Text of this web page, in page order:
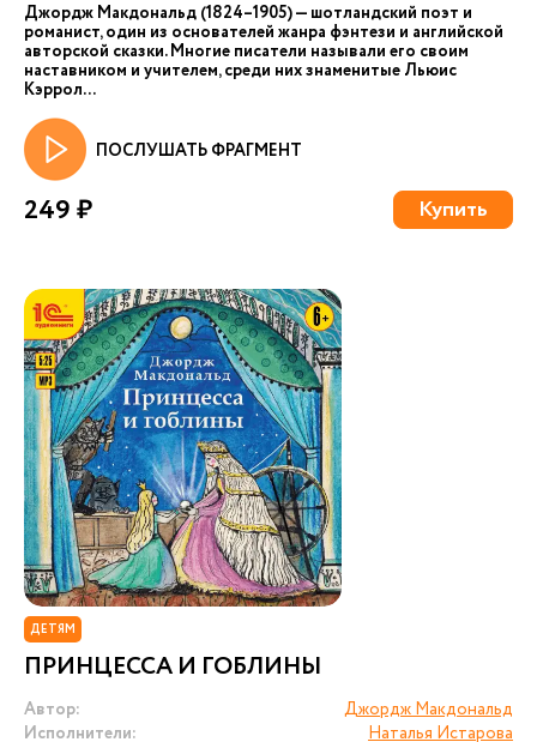
Джордж Макдональд (1824–1905) — шотландский поэт и
романист, один из основателей жанра фэнтези и английской
авторской сказки. Многие писатели называли его своим
наставником и учителем, среди них знаменитые Льюис
Кэррол...
ПОСЛУШАТЬ ФРАГМЕНТ
249 ₽ Купить
ДЕТЯМ
ПРИНЦЕССА И ГОБЛИНЫ
Автор:
Джордж Макдональд
Исполнители:
Наталья Истарова